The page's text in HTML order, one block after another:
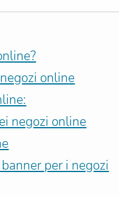
online
negozi online
per i negozi